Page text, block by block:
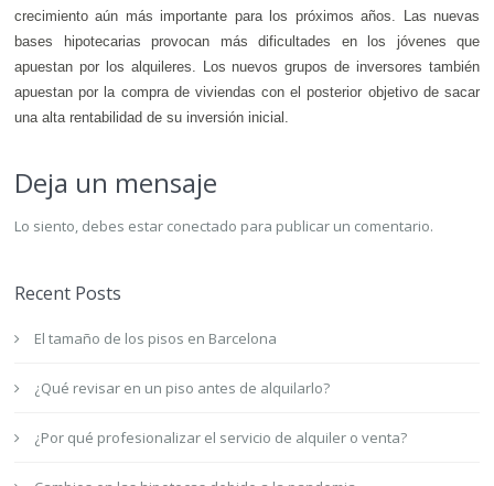
crecimiento aún más importante para los próximos años. Las nuevas
bases hipotecarias provocan más dificultades en los jóvenes que
apuestan por los alquileres. Los nuevos grupos de inversores también
apuestan por la compra de viviendas con el posterior objetivo de sacar
una alta rentabilidad de su inversión inicial.
Deja un mensaje
Lo siento, debes estar conectado para publicar un comentario.
Recent Posts
El tamaño de los pisos en Barcelona
¿Qué revisar en un piso antes de alquilarlo?
¿Por qué profesionalizar el servicio de alquiler o venta?